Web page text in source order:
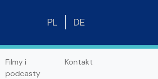
PL DE
Filmy i
podcasty
Kontakt